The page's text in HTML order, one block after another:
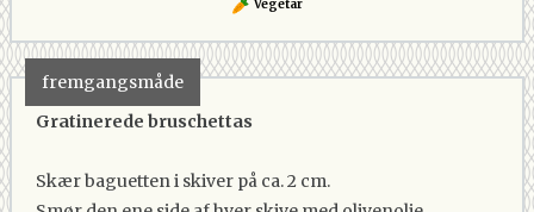
Vegetar
fremgangsmåde
Gratinerede bruschettas
Skær baguetten i skiver på ca. 2 cm.